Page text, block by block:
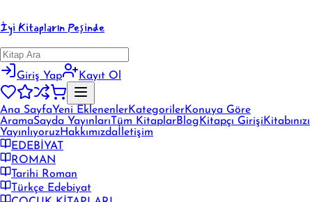
İyi Kitapların Peşinde
Giriş Yap Kayıt Ol
Ana SayfaYeni EklenenlerKategorilerKonuya Göre
AramaSayda Yayınları Tüm KitaplarBlog Kitapçı Girişi Kitabınızı
YayınlıyoruzHakkımızda İletişim
EDEBİYAT
ROMAN
Tarihi Roman
Türkçe Edebiyat